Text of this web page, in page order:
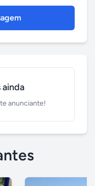
ainda
anunciante!